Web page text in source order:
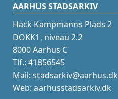
AARHUS STADSARKIV
Hack Kampmanns Plads 2
DOKK1, niveau 2.2
8000 Aarhus C
Tlf.: 41856545
Mail: stadsarkiv@aarhus.dk
Web: aarhusstadsarkiv.dk